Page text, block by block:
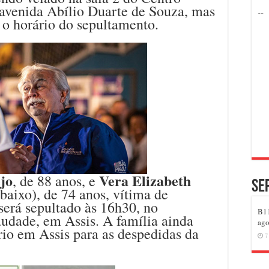
Abílio Duarte de Souza, mas
horário do sepultamento.
, de 88 anos, eVera Elizabeth
de 74 anos, vítima de
sepultado às 16h30, no
em Assis. A família ainda
em Assis para as despedidas da